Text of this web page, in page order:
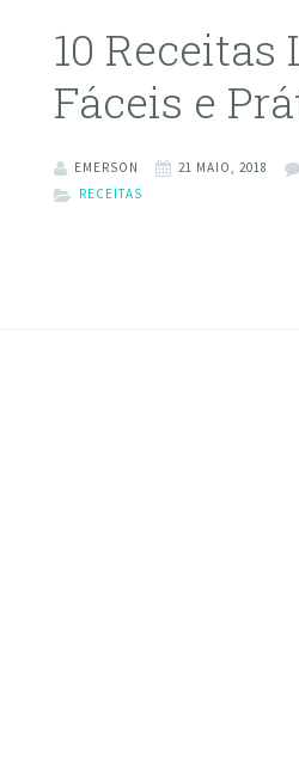
10
Fáceis e
EMERSON 21 MAIO, 2018
RECEITAS